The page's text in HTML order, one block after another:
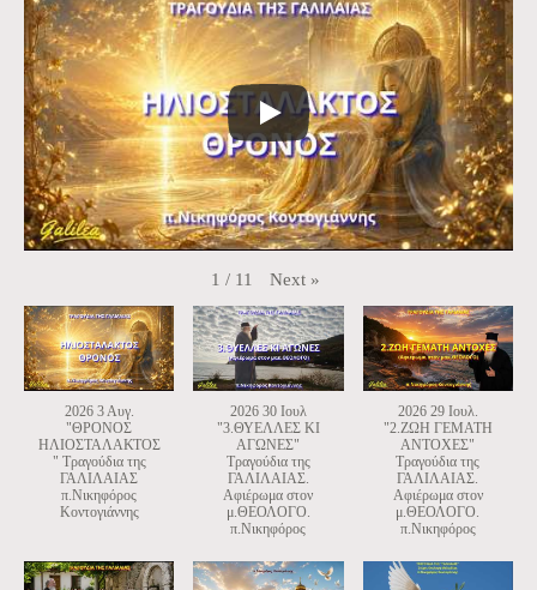
1 / 11 Next »
2026 3 Αυγ.
"ΘΡΟΝΟΣ
ΗΛΙΟΣΤΑΛΑΚΤΟΣ
" Τραγούδια της
ΓΑΛΙΛΑΙΑΣ
π.Νικηφόρος
Κοντογιάννης
2026 30 Ιουλ
"3.ΘΥΕΛΛΕΣ ΚΙ
ΑΓΩΝΕΣ"
Τραγούδια της
ΓΑΛΙΛΑΙΑΣ.
Αφιέρωμα στον
μ.ΘΕΟΛΟΓΟ.
π.Νικηφόρος
2026 29 Ιουλ.
"2.ΖΩΗ ΓΕΜΑΤΗ
ΑΝΤΟΧΕΣ"
Τραγούδια της
ΓΑΛΙΛΑΙΑΣ.
Αφιέρωμα στον
μ.ΘΕΟΛΟΓΟ.
π.Νικηφόρος